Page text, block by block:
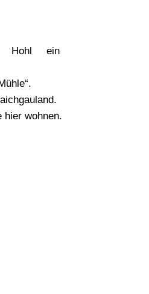
Hohl ein
hier wohnen.